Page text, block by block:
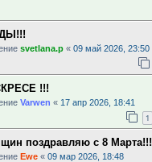
svetlana.p « 09 май 2026, 23:50
!!!
Varwen « 17 апр 2026, 18:41
1
поздравляю с 8 Марта!!!
Ewe « 09 мар 2026, 18:48